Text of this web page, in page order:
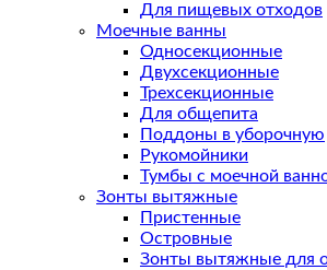
Для пищевых отходов
Моечные ванны
Односекционные
Двухсекционные
Трехсекционные
Для общепита
Поддоны в уборочную
Рукомойники
Тумбы с моечной
Зонты вытяжные
Пристенные
Островные
Зонты вытяжные для